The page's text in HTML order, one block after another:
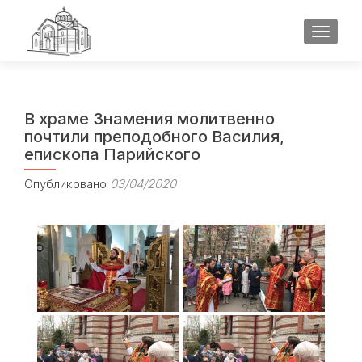
В храме Знамения молитвенно
почтили преподобного Василия,
епископа Парийского
Опубликовано 03/04/2020